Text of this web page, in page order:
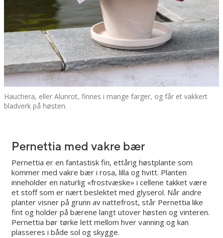
Hauchera, eller Alunrot, finnes i mange farger, og får et vakkert
bladverk på høsten.
Pernettia med vakre bær
Pernettia er en fantastisk fin, ettårig høstplante som
kommer med vakre bær i rosa, lilla og hvitt. Planten
inneholder en naturlig «frostvæske» i cellene takket være
et stoff som er nært beslektet med glyserol. Når andre
planter visner på grunn av nattefrost, står Pernettia like
fint og holder på bærene langt utover høsten og vinteren.
Pernettia bør tørke lett mellom hver vanning og kan
plasseres i både sol og skygge.